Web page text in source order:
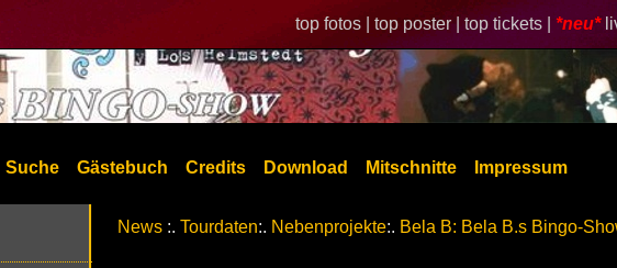
top fotos | top poster | top tickets | *neu*
Suche Gästebuch Credits Download Mitschnitte Impressum
News :. Tourdaten:. Nebenprojekte:. Bela B: Bela B.s Bingo-